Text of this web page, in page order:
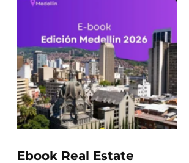
Ebook Real Estate